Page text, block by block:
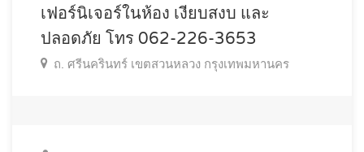
เฟอร์นิเจอร์ในห้อง เงียบสงบ และ
ปลอดภัย โทร 062-226-3653
ถ. ศรีนครินทร์ เขตสวนหลวง กรุงเทพมหานคร